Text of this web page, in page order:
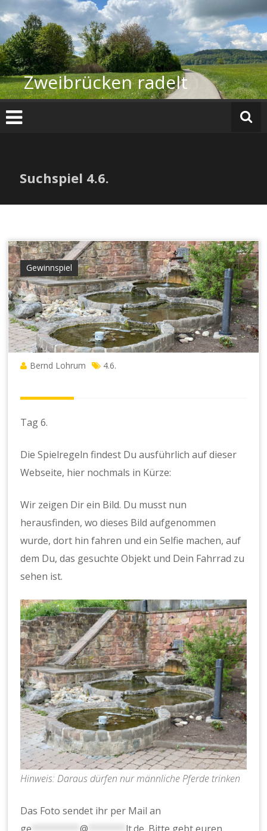
Inhalt
springen
Zweibrücken radelt
Suchspiel 4.6.
Gewinnspiel
Bernd Lohrum 4.6.
Tag 6.
Die Spielregeln findest Du ausführlich auf dieser
Webseite, hier nochmals in Kürze:
Wir zeigen Dir ein Bild. Du musst nun
herausfinden, wo dieses Bild aufgenommen
wurde, dort hin fahren und ein Selfie machen, auf
dem Du, das gesuchte Objekt und Dein Fahrrad zu
sehen ist.
Hinweis: Daraus dürfen nur männliche Pferde trinken
Das Foto sendet ihr per Mail an